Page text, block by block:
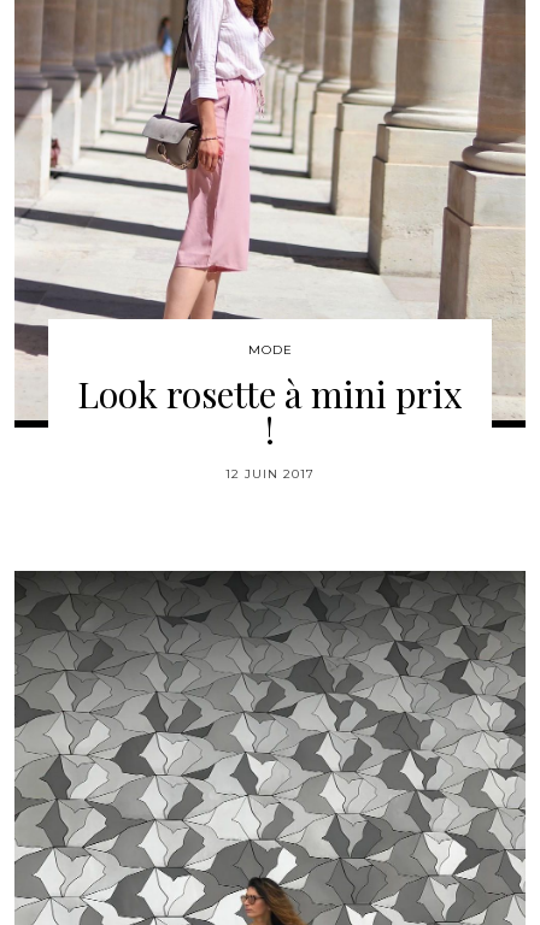
MODE
Look rosette à mini prix
!
12 JUIN 2017